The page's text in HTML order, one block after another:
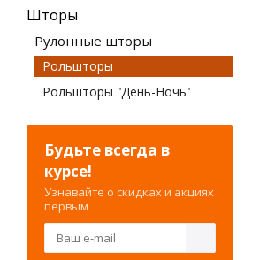
Шторы
Рулонные шторы
Рольшторы
Рольшторы "День-Ночь"
Будьте всегда в
курсе!
Узнавайте о скидках и акциях
первым